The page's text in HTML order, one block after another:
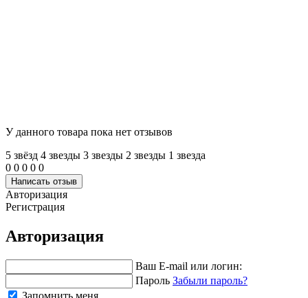
У данного товара пока нет отзывов
5 звёзд 4 звeзды 3 звeзды 2 звeзды 1 звeзда
0 0 0 0 0
Написать отзыв
Авторизация
Регистрация
Авторизация
Ваш E-mail или логин:
Пароль Забыли пароль?